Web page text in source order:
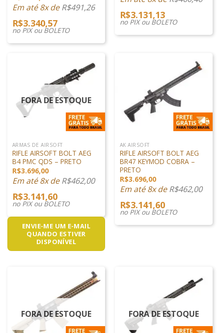
Em até 8x deR$491,26
R$3.340,57
no PIX ou BOLETO
R$3.131,13
no PIX ou BOLETO
FORA DE ESTOQUE
ARMAS DE AIRSOFT
RIFLE AIRSOFT BOLT AEG
B4 PMC QDS – PRETO
R$3.696,00
Em até 8x deR$462,00
R$3.141,60
no PIX ou BOLETO
ENVIE-ME UM E-MAIL
QUANDO ESTIVER
DISPONÍVEL
AK AIRSOFT
RIFLE AIRSOFT BOLT AEG
BR47 KEYMOD COBRA –
PRETO
R$3.696,00
Em até 8x deR$462,00
R$3.141,60
no PIX ou BOLETO
FORA DE ESTOQUE FORA DE ESTOQUE